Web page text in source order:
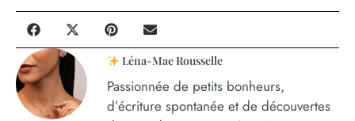
Léna-Mae Rousselle
Passionnée de petits bonheurs,
d’écriture spontanée et de découvertes